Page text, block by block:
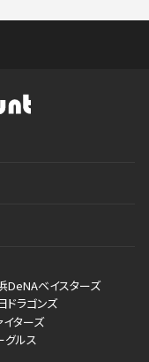
DeNAベイスターズ
ドラゴンズ
ターズ
グルス